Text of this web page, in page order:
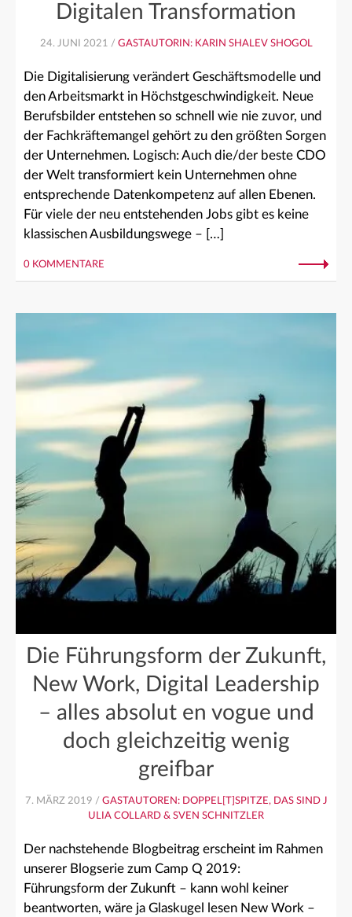
Digitalen Transformation
24. JUNI 2021 / GASTAUTORIN: KARIN SHALEV SHOGOL
Die Digitalisierung verändert Geschäftsmodelle und
den Arbeitsmarkt in Höchstgeschwindigkeit. Neue
Berufsbilder entstehen so schnell wie nie zuvor, und
der Fachkräftemangel gehört zu den größten Sorgen
der Unternehmen. Logisch: Auch die/der beste CDO
der Welt transformiert kein Unternehmen ohne
entsprechende Datenkompetenz auf allen Ebenen.
Für viele der neu entstehenden Jobs gibt es keine
klassischen Ausbildungswege – […]
0 KOMMENTARE
Die Führungsform der Zukunft,
New Work, Digital Leadership
– alles absolut en vogue und
doch gleichzeitig wenig
greifbar
7. MÄRZ 2019 / GASTAUTOREN: DOPPEL[T]SPITZE, DAS SIND J
ULIA COLLARD & SVEN SCHNITZLER
Der nachstehende Blogbeitrag erscheint im Rahmen
unserer Blogserie zum Camp Q 2019:
Führungsform der Zukunft – kann wohl keiner
beantworten, wäre ja Glaskugel lesen New Work –